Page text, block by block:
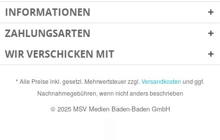
INFORMATIONEN
ZAHLUNGSARTEN
WIR VERSCHICKEN MIT
* Alle Preise inkl. gesetzl. Mehrwertsteuer zzgl. Versandkosten und ggf.
Nachnahmegebühren, wenn nicht anders beschrieben
© 2025 MSV Medien Baden-Baden GmbH